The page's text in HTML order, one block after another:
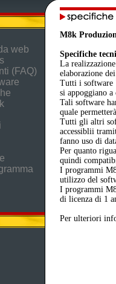
web
(FAQ)
M8k
Specifiche
La
elaborazione
Tutti i software
si appoggiano a
Tali software
quale
Tutti gli altri
accessiblii
fanno uso di
Per quanto
quindi
I programmi
utilizzo del
I programmi
di licenza di 1
Per ulteriori